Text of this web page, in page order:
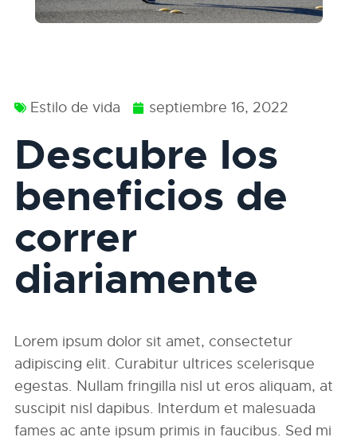
Estilo de vida septiembre 16, 2022
Descubre los
beneficios de
correr
diariamente
Lorem ipsum dolor sit amet, consectetur
adipiscing elit. Curabitur ultrices scelerisque
egestas. Nullam fringilla nisl ut eros aliquam, at
suscipit nisl dapibus. Interdum et malesuada
fames ac ante ipsum primis in faucibus. Sed mi